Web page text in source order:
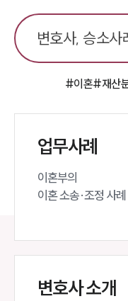
#이혼#재산
업무사례
이혼부의
이혼 소송·조정 사례
변호사 소개